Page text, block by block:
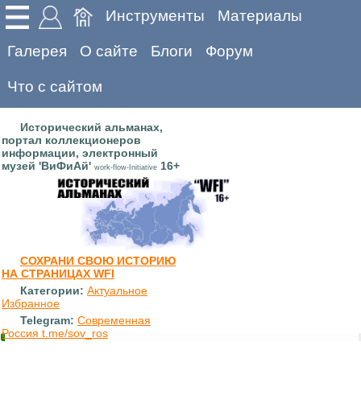
Инструменты Материалы
Галерея О сайте Блоги Форум
Что с сайтом
Исторический альманах,
портал коллекционеров
информации, электронный
музей 'ВиФиАй' work-flow-Initiative 16+
СОХРАНИ СВОЮ ИСТОРИЮ
НА СТРАНИЦАХ WFI
Категории: Актуальное
Избранное
Telegram: Современная
Россия t.me/sov_ros